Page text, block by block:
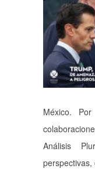
México.
Análisis